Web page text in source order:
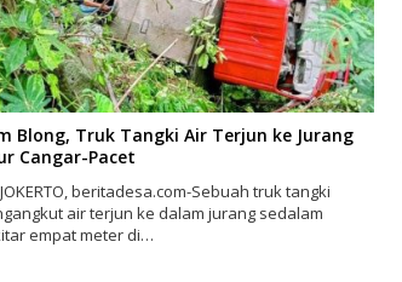
Blong, Truk Tangki Air Terjun ke Jurang
Cangar-Pacet
beritadesa.com-Sebuah truk tangki
air terjun ke dalam jurang sedalam
empat meter di…